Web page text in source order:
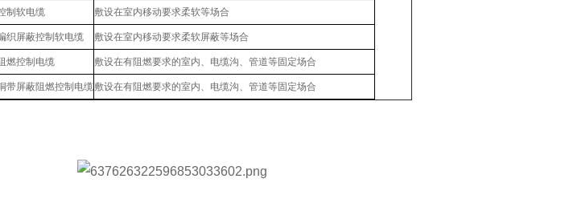
制软电缆 敷设在室内移动要求柔软等场合
织屏蔽控制软电缆 敷设在室内移动要求柔软屏蔽等场合
燃控制电缆 敷设在有阻燃要求的室内、电缆沟、管道等固定场合
带屏蔽阻燃控制电缆敷设在有阻燃要求的室内、电缆沟、管道等固定场合